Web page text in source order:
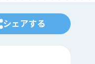
シェアする